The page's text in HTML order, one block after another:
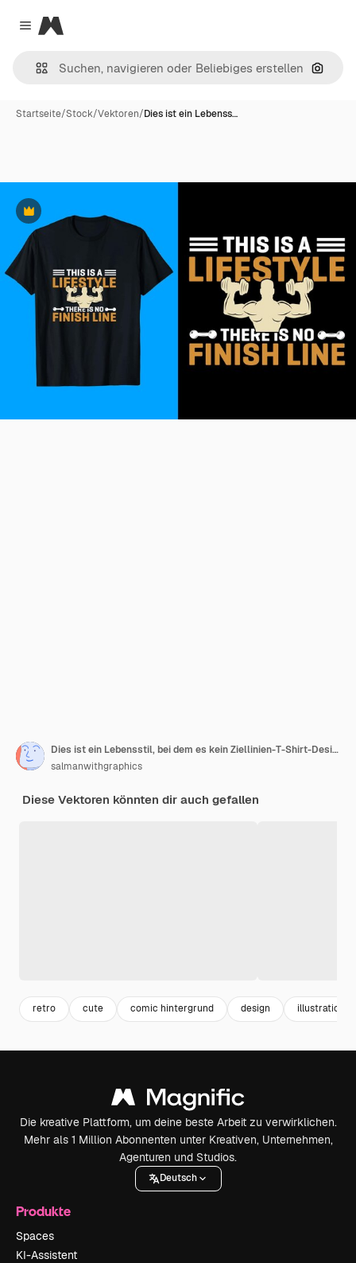
Close menu
Magnific
Nach
Startseite/Stock/Vektoren/Dies ist ein Lebenss…
Premium
Dies ist ein Lebensstil, bei dem es kein Ziellinien-T-Shirt-Design gibt
salmanwithgraphics
Diese Vektoren könnten dir auch gefallen
retro cute comic hintergrund design illustration
Die kreative Plattform, um deine beste Arbeit zu verwirklichen.
Mehr als 1 Million Abonnenten unter Kreativen, Unternehmen,
Agenturen und Studios.
Deutsch
Produkte
Spaces
KI-Assistent